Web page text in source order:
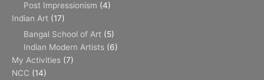
Post Impressionism (4)
Indian Art (17)
Bangal School of Art (5)
Indian Modern Artists (6)
My Activities (7)
NCC (14)